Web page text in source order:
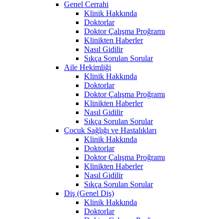
Genel Cerrahi
Klinik Hakkında
Doktorlar
Doktor Çalışma Proğramı
Klinikten Haberler
Nasıl Gidilir
Sıkça Sorulan Sorular
Aile Hekimliği
Klinik Hakkında
Doktorlar
Doktor Çalışma Proğramı
Klinikten Haberler
Nasıl Gidilir
Sıkça Sorulan Sorular
Çocuk Sağlığı ve Hastalıkları
Klinik Hakkında
Doktorlar
Doktor Çalışma Proğramı
Klinikten Haberler
Nasıl Gidilir
Sıkça Sorulan Sorular
Diş (Genel Diş)
Klinik Hakkında
Doktorlar